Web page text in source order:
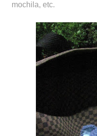
mochila, etc.